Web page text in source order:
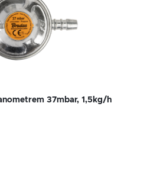
37mbar, 1,5kg/h